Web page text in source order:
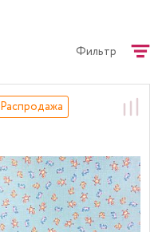
Фильтр
Распродажа